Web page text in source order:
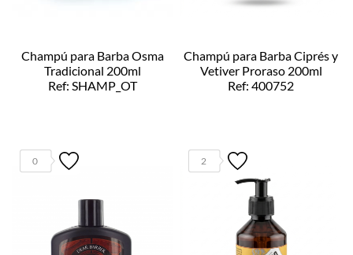
Champú para Barba Osma
Tradicional 200ml
Ref: SHAMP_OT
Champú para Barba Ciprés y
Vetiver Proraso 200ml
Ref: 400752
0 2